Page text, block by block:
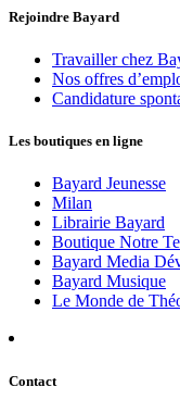
Rejoindre Bayard
Travailler chez
Nos offres
Candidature
Les boutiques en ligne
Bayard Jeunesse
Milan
Librairie Bayard
Boutique Notre
Bayard Media
Bayard Musique
Le Monde de
Contact